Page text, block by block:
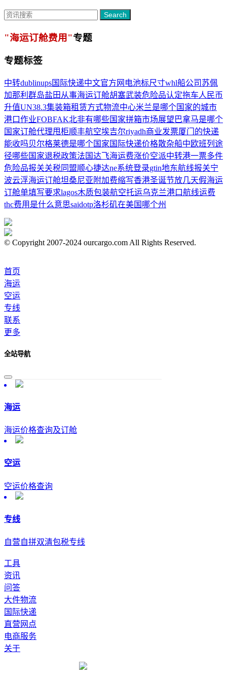
Search
"海运订舱费用"专题
专题标签
中转dublinups国际快递中文官方网 电池标尺寸whl船公司 苏佩
加那利群岛盐田从事海运订舱胡塞武装危险品认定拖车人民币
升值UN38.3集装箱租赁方式物流中心米兰是哪个国家的城市
港口作业FOBFAK北非有哪些国家拼箱市场展望 巴拿马是哪个
国家订舱代理甩柜顺丰航空埃吉尔riyadh商业发票厦门的快递
能收吗贝尔格莱德是哪个国家 国际快递价格散杂船中欧班列途
径哪些国家退税政策法国达飞海运费涨价空派中转港一票多件
危险品报关关税同盟顺心捷达ne系统登录gtin地东航线报关宁
波云浮海运订舱坦桑尼亚 附加费缩写香港圣诞节放几天假海运
订舱单填写要求lagos木质包装航空托运乌克兰港口航线运费
thc费用是什么意思saidotp洛杉矶在美国哪个州
© Copyright 2007-2024 ourcargo.com All Rights Reserved.
首页
海运
空运
专线
联系
更多
全站导航
海运
海运价格查询及订舱
空运
空运价格查询
专线
自营自拼双清包税专线
工具
资讯
问答
大件物流
国际快递
直营网点
电商服务
关于